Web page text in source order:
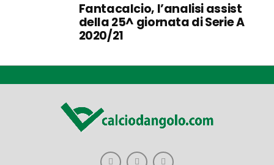
Fantacalcio, l’analisi assist
della 25^ giornata di Serie A
2020/21